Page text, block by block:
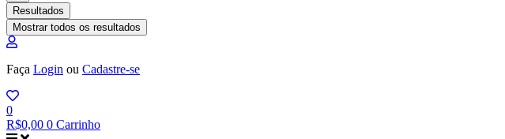
Resultados
Mostrar todos os resultados
Faça Login ou Cadastre-se
0
R$0,00 0 Carrinho